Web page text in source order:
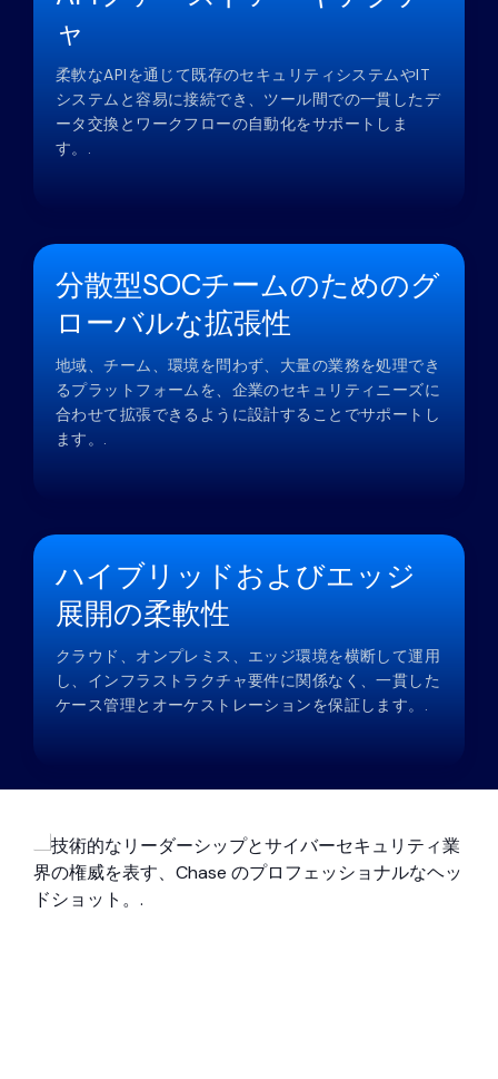
ャ
柔軟なAPIを通じて既存のセキュリティシステムやIT
システムと容易に接続でき、ツール間での一貫したデ
ータ交換とワークフローの自動化をサポートしま
す。.
分散型SOCチームのためのグ
ローバルな拡張性
地域、チーム、環境を問わず、大量の業務を処理でき
るプラットフォームを、企業のセキュリティニーズに
合わせて拡張できるように設計することでサポートし
ます。.
ハイブリッドおよびエッジ
展開の柔軟性
クラウド、オンプレミス、エッジ環境を横断して運用
し、インフラストラクチャ要件に関係なく、一貫した
ケース管理とオーケストレーションを保証します。.